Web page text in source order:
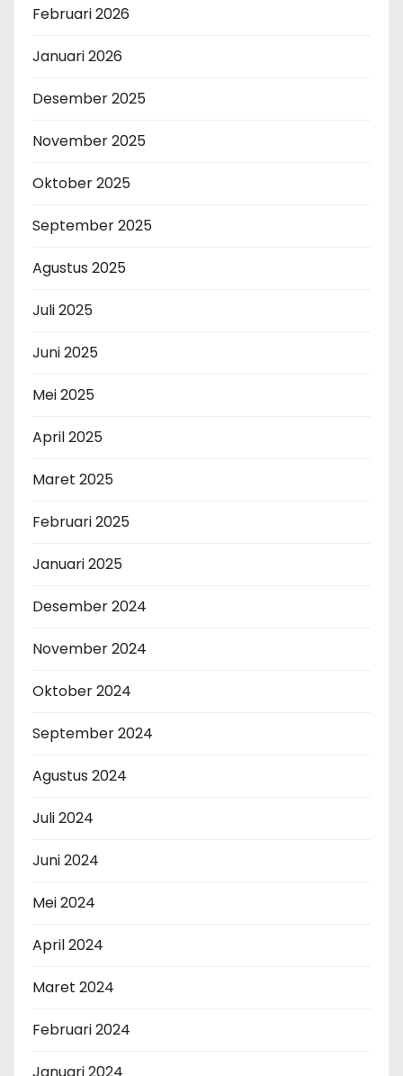
Februari 2026
Januari 2026
Desember 2025
November 2025
Oktober 2025
September 2025
Agustus 2025
Juli 2025
Juni 2025
Mei 2025
April 2025
Maret 2025
Februari 2025
Januari 2025
Desember 2024
November 2024
Oktober 2024
September 2024
Agustus 2024
Juli 2024
Juni 2024
Mei 2024
April 2024
Maret 2024
Februari 2024